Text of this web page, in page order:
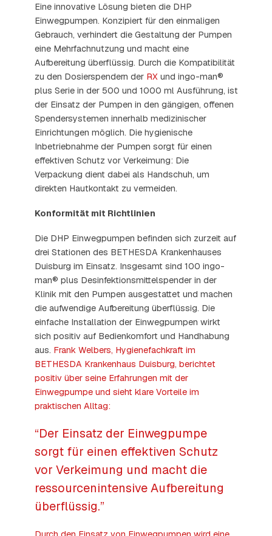
Eine innovative Lösung bieten die DHP
Einwegpumpen. Konzipiert für den einmaligen
Gebrauch, verhindert die Gestaltung der Pumpen
eine Mehrfachnutzung und macht eine
Aufbereitung überflüssig. Durch die Kompatibilität
zu den Dosierspendern der RXund ingo-man®
plus Serie in der 500 und 1000 ml Ausführung, ist
der Einsatz der Pumpen in den gängigen, offenen
Spendersystemen innerhalb medizinischer
Einrichtungen möglich. Die hygienische
Inbetriebnahme der Pumpen sorgt für einen
effektiven Schutz vor Verkeimung: Die
Verpackung dient dabei als Handschuh, um
direkten Hautkontakt zu vermeiden.
Konformität mit Richtlinien
Die DHP Einwegpumpen befinden sich zurzeit auf
drei Stationen des BETHESDA Krankenhauses
Duisburg im Einsatz. Insgesamt sind 100 ingo-
man® plus Desinfektionsmittelspender in der
Klinik mit den Pumpen ausgestattet und machen
die aufwendige Aufbereitung überflüssig. Die
einfache Installation der Einwegpumpen wirkt
sich positiv auf Bedienkomfort und Handhabung
aus. Frank Welbers, Hygienefachkraft im
BETHESDA Krankenhaus Duisburg, berichtet
positiv über seine Erfahrungen mit der
Einwegpumpe und sieht klare Vorteile im
praktischen Alltag:
“Der Einsatz der Einwegpumpe
sorgt für einen effektiven Schutz
vor Verkeimung und macht die
ressourcenintensive Aufbereitung
überflüssig.”